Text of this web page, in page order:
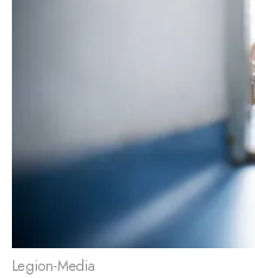
Legion-Media